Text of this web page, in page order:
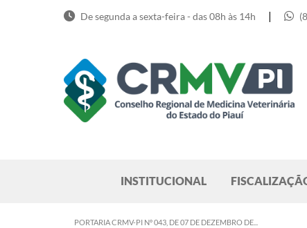
De segunda a sexta-feira - das 08h às 14h |
INSTITUCIONAL
PORTARIA CRMV-PI Nº 043, DE 07 DE DEZEMBRO DE...